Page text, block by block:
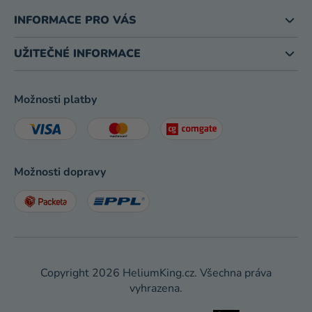
INFORMACE PRO VÁS
UŽITEČNÉ INFORMACE
Možnosti platby
Možnosti dopravy
Copyright 2026 HeliumKing.cz. Všechna práva
vyhrazena.